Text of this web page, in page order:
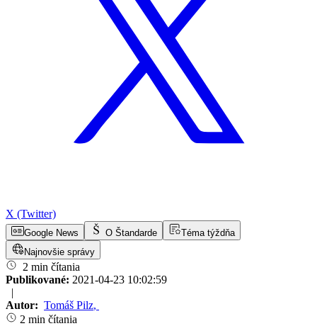
X (Twitter)
Google News O Štandarde
Téma týždňa
Najnovšie správy
2 min čítania
Publikované: 2021-04-23 10:02:59
|
Autor: Tomáš Pilz,
2 min čítania